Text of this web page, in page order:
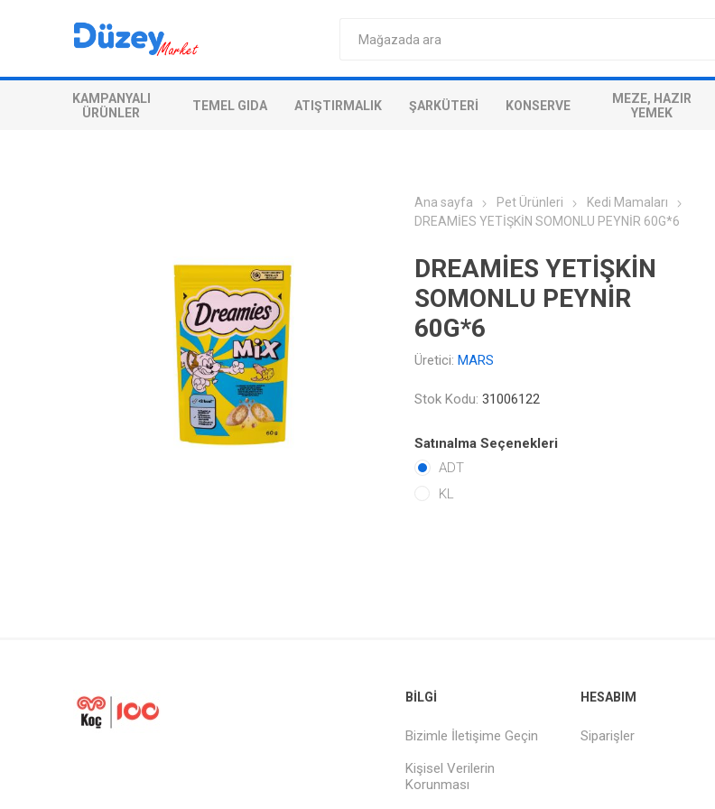
KAMPANYALI
ÜRÜNLER
TEMEL GIDA ATIŞTIRMALIK ŞARKÜTERI KONSERVE
MEZE, HAZIR
YEMEK
Ana sayfa Pet Ürünleri
Kedi Mamaları
DREAMİES YETİŞKİN SOMONLU PEYNİR 60G*6
DREAMİES YETİŞKİN
SOMONLU PEYNİR
60G*6
Üretici: MARS
Stok Kodu: 31006122
Satınalma Seçenekleri
ADT
KL
BILGI
Bizimle İletişime Geçin
Kişisel Verilerin
Korunması
HESABIM
Siparişler